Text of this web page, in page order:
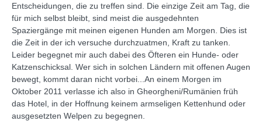
Entscheidungen, die zu treffen sind. Die einzige Zeit am Tag, die
für mich selbst bleibt, sind meist die ausgedehnten
Spaziergänge mit meinen eigenen Hunden am Morgen. Dies ist
die Zeit in der ich versuche durchzuatmen, Kraft zu tanken.
Leider begegnet mir auch dabei des Öfteren ein Hunde- oder
Katzenschicksal. Wer sich in solchen Ländern mit offenen Augen
bewegt, kommt daran nicht vorbei...An einem Morgen im
Oktober 2011 verlasse ich also in Gheorgheni/Rumänien früh
das Hotel, in der Hoffnung keinem armseligen Kettenhund oder
ausgesetzten Welpen zu begegnen.